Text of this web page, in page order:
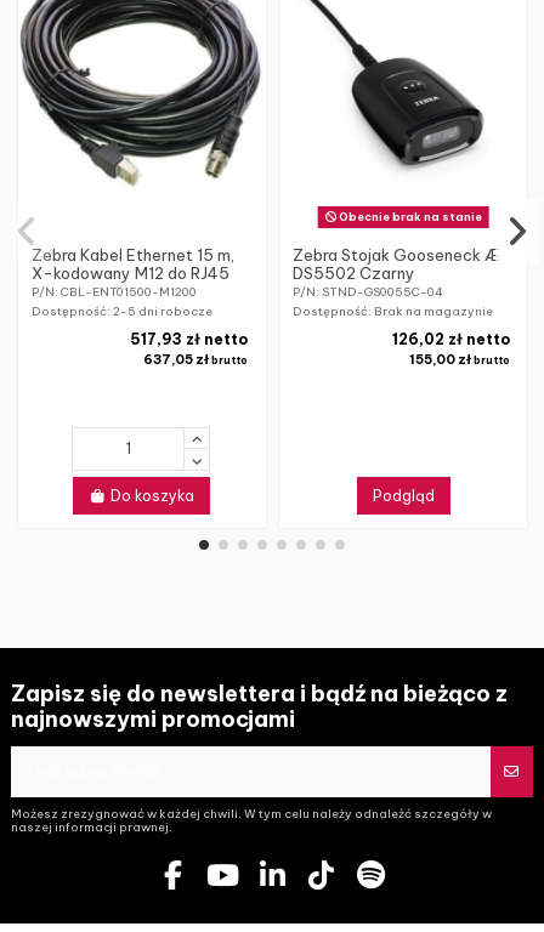
Zebra Kabel Ethernet 15 m,
X-kodowany M12 do RJ45
P/N: CBL-ENT01500-M1200
Dostępność: 2-5 dni robocze
637,05 złbrutto
517,93 zł netto
Do koszyka
Obecnie brak na stanie
Zebra Stojak Gooseneck Æ
DS5502 Czarny
P/N: STND-GS0055C-04
Dostępność: Brak na magazynie
155,00 zł brutto
126,02 zł netto
Podgląd
Zapisz się do newslettera i bądź na bieżąco z
najnowszymi promocjami
Możesz zrezygnować w każdej chwili. W tym celu należy odnaleźć szczegóły w
naszej informacji prawnej.